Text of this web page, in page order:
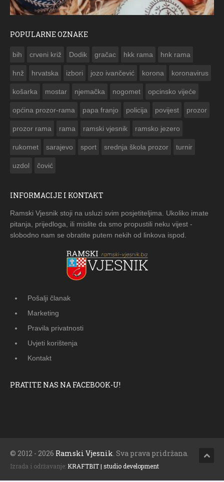
POPULARNE OZNAKE
bih crveni križ Dodik gračac hkk rama hnk rama
hnž hrvatska izbori jozo ivančević korona koronavirus
košarka mostar njemačka nogomet opcinsko vijeće
općina prozor-rama papa franjo policija povijest prozor
prozor rama rama ramski vjesnik ramsko jezero
rukomet sarajevo sport srednja škola prozor turnir
uzdol čović
INFORMACIJE I KONTAKT
Ramski Vjesnik stoji na usluzi svim posjetiteljima. Ukoliko imate
pitanja, prijedloga, ili mislite da smo propustili neku vijest -
slobodno nam se obratite putem nekih od linkova ispod.
Pošalji članak
Marketing
Pravila privatnosti
Uvjeti korištenja
Kontakt
PRATITE NAS NA FACEBOOK-U!
© 2012 - 2026 Ramski Vjesnik . Sva prava pridržana.
Izrada i održavanje: KRAFTBIT | studio development